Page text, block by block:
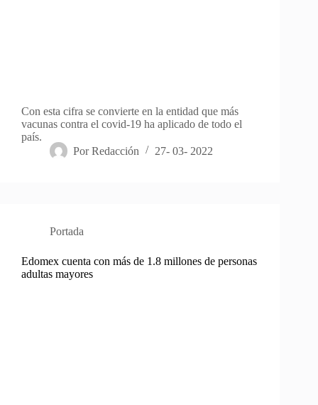
Con esta cifra se convierte en la entidad que más
vacunas contra el covid-19 ha aplicado de todo el
país.
Por Redacción 27- 03- 2022
Portada
Edomex cuenta con más de 1.8 millones de personas
adultas mayores